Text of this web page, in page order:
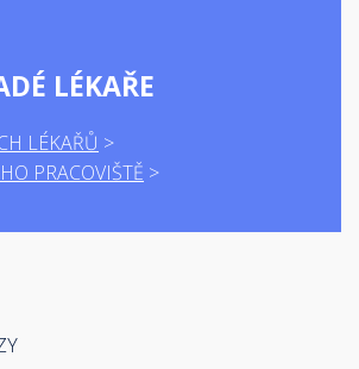
LÉKAŘE
LÉKAŘŮ
PRACOVIŠTĚ